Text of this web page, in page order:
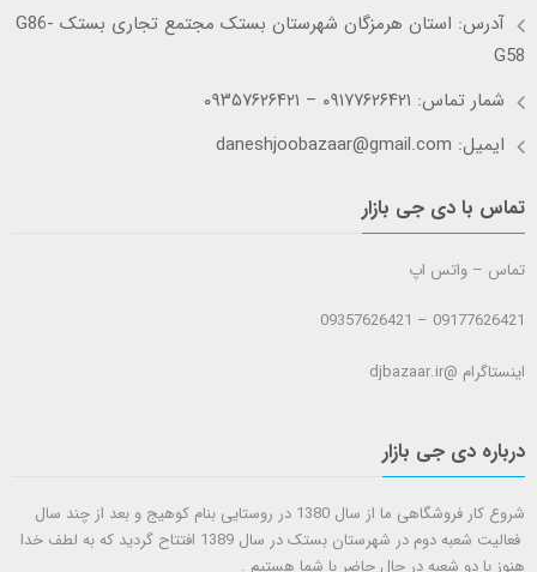
آدرس: استان هرمزگان شهرستان بستک مجتمع تجاری بستک G86-
G58
شمار تماس: ۰۹۱۷۷۶۲۶۴۲۱ – ۰۹۳۵۷۶۲۶۴۲۱
ایمیل: daneshjoobazaar@gmail.com
تماس با دی جی بازار
تماس – واتس اپ
09177626421 – 09357626421
اینستاگرام @djbazaar.ir
درباره دی جی بازار
شروع کار فروشگاهی ما از سال 1380 در روستایی بنام کوهیج و بعد از چند سال
فعالیت شعبه دوم در شهرستان بستک در سال 1389 افتتاح گردید که به لطف خدا
هنوز با دو شعبه در حال حاضر با شما هستيم .